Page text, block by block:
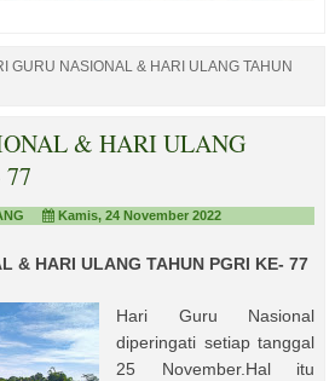
GURU NASIONAL & HARI ULANG TAHUN
& HARI ULANG
Kamis, 24 November 2022
& HARI ULANG TAHUN PGRI KE- 77
Hari Guru Nasional
diperingati setiap tanggal
25 November.Hal itu